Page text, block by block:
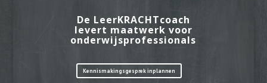
De LeerKRACHTcoach
levert maatwerk voor
onderwijsprofessionals
Kennismakingsgesprek inplannen